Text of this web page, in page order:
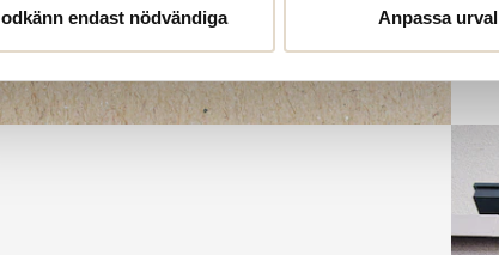
endast nödvändiga Anpassa urval